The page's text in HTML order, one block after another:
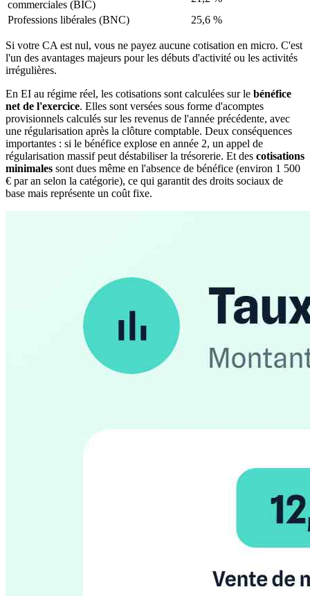
commerciales (BIC)
Professions libérales (BNC)
25,6 %
Si votre CA est nul, vous ne payez aucune cotisation en micro. C'est
l'un des avantages majeurs pour les débuts d'activité ou les activités
irrégulières.
En EI au régime réel, les cotisations sont calculées sur le bénéfice
net de l'exercice. Elles sont versées sous forme d'acomptes
provisionnels calculés sur les revenus de l'année précédente, avec
une régularisation après la clôture comptable. Deux conséquences
importantes : si le bénéfice explose en année 2, un appel de
régularisation massif peut déstabiliser la trésorerie. Et des cotisations
minimales sont dues même en l'absence de bénéfice (environ 1 500
€ par an selon la catégorie), ce qui garantit des droits sociaux de
base mais représente un coût fixe.